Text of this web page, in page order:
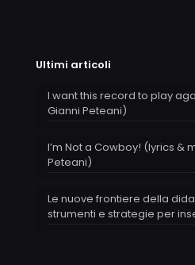
Ultimi articoli
I want this record to play
Gianni Peteani)
I’m Not a Cowboy! (lyrics &
Peteani)
Le nuove frontiere della
strumenti e strategie per